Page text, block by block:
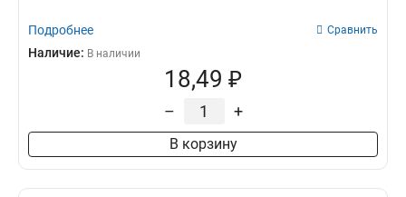
Подробнее Сравнить
Наличие: В наличии
18,49 ₽
– +
В корзину